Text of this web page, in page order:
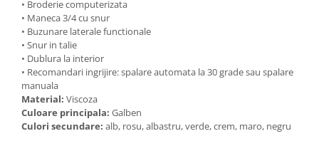
• Broderie computerizata
• Maneca 3/4 cu snur
• Buzunare laterale functionale
• Snur in talie
• Dublura la interior
• Recomandari ingrijire: spalare automata la 30 grade sau spalare
manuala
Material: Viscoza
Culoare principala: Galben
Culori secundare: alb, rosu, albastru, verde, crem, maro, negru